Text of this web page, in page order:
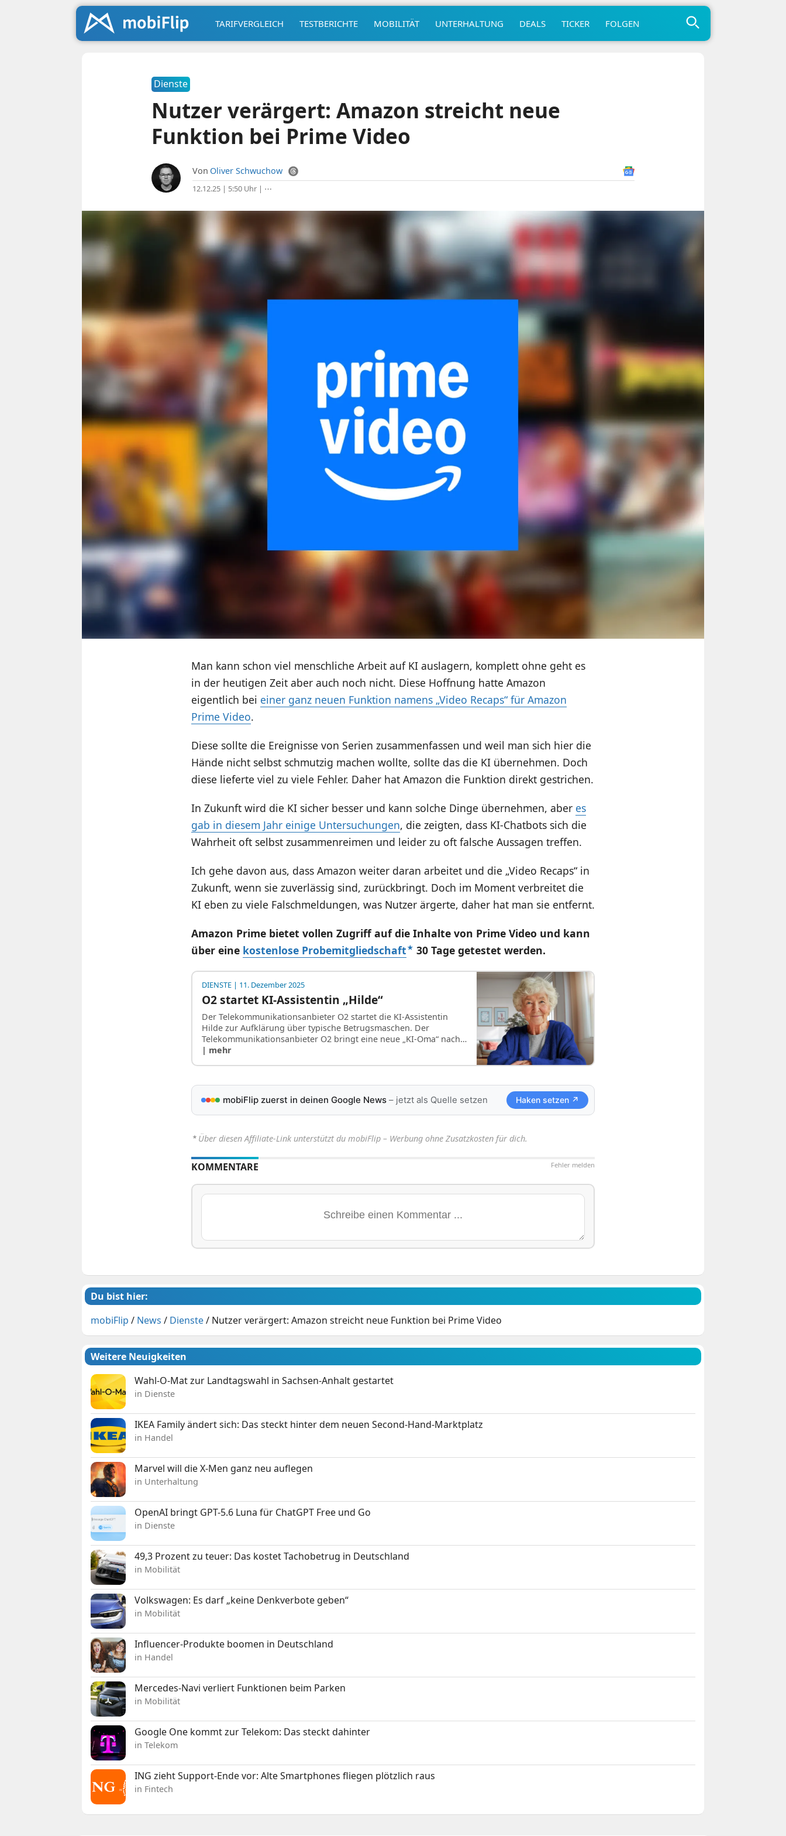
TARIFVERGLEICH TESTBERICHTE MOBILITÄT UNTERHALTUNG DEALS TICKER FOLGEN
Dienste
Nutzer verärgert: Amazon streicht neue
Funktion bei Prime Video
Von Oliver Schwuchow
12.12.25 | 5:50 Uhr| ⋯
Man kann schon viel menschliche Arbeit auf KI auslagern, komplett ohne geht es
in der heutigen Zeit aber auch noch nicht. Diese Hoffnung hatte Amazon
eigentlich bei einer ganz neuen Funktion namens „Video Recaps“ für Amazon
Prime Video.
Diese sollte die Ereignisse von Serien zusammenfassen und weil man sich hier die
Hände nicht selbst schmutzig machen wollte, sollte das die KI übernehmen. Doch
diese lieferte viel zu viele Fehler. Daher hat Amazon die Funktion direkt gestrichen.
In Zukunft wird die KI sicher besser und kann solche Dinge übernehmen, aber es
gab in diesem Jahr einige Untersuchungen, die zeigten, dass KI-Chatbots sich die
Wahrheit oft selbst zusammenreimen und leider zu oft falsche Aussagen treffen.
Ich gehe davon aus, dass Amazon weiter daran arbeitet und die „Video Recaps“ in
Zukunft, wenn sie zuverlässig sind, zurückbringt. Doch im Moment verbreitet die
KI eben zu viele Falschmeldungen, was Nutzer ärgerte, daher hat man sie entfernt.
Amazon Prime bietet vollen Zugriff auf die Inhalte von Prime Video und kann
über eine kostenlose Probemitgliedschaft 30 Tage getestet werden.
DIENSTE| 11. Dezember 2025
O2 startet KI-Assistentin „Hilde“
Der Telekommunikationsanbieter O2 startet die KI-Assistentin
Hilde zur Aufklärung über typische Betrugsmaschen. Der
Telekommunikationsanbieter O2 bringt eine neue „KI-Oma“ nach…
| mehr
mobiFlip zuerst in deinen Google News– jetzt als Quelle setzen Haken setzen ↗
⋆ Über diesen Affiliate-Link unterstützt du mobiFlip – Werbung ohne Zusatzkosten für dich.
Fehler melden
KOMMENTARE
Du bist hier:
mobiFlip / News / Dienste/ Nutzer verärgert: Amazon streicht neue Funktion bei Prime Video
Weitere Neuigkeiten
Wahl-O-Mat zur Landtagswahl in Sachsen-Anhalt gestartet
in Dienste
IKEA Family ändert sich: Das steckt hinter dem neuen Second-Hand-Marktplatz
in Handel
Marvel will die X-Men ganz neu auflegen
in Unterhaltung
OpenAI bringt GPT-5.6 Luna für ChatGPT Free und Go
in Dienste
49,3 Prozent zu teuer: Das kostet Tachobetrug in Deutschland
in Mobilität
Volkswagen: Es darf „keine Denkverbote geben“
in Mobilität
Influencer-Produkte boomen in Deutschland
in Handel
Mercedes-Navi verliert Funktionen beim Parken
in Mobilität
Google One kommt zur Telekom: Das steckt dahinter
in Telekom
ING zieht Support-Ende vor: Alte Smartphones fliegen plötzlich raus
in Fintech